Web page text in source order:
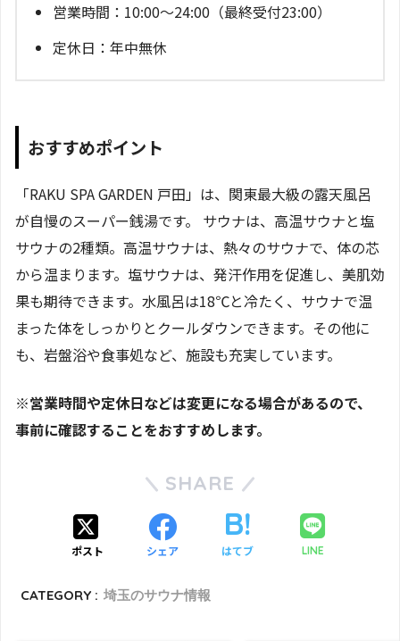
営業時間：10:00～24:00（最終受付23:00）
定休日：年中無休
おすすめポイント
「RAKU SPA GARDEN 戸田」は、関東最大級の露天風呂
が自慢のスーパー銭湯です。 サウナは、高温サウナと塩
サウナの2種類。高温サウナは、熱々のサウナで、体の芯
から温まります。塩サウナは、発汗作用を促進し、美肌効
果も期待できます。水風呂は18℃と冷たく、サウナで温
まった体をしっかりとクールダウンできます。その他に
も、岩盤浴や食事処など、施設も充実しています。
※営業時間や定休日などは変更になる場合があるので、
事前に確認することをおすすめします。
SHARE
ポスト シェア はてブ LINE
CATEGORY : 埼玉のサウナ情報